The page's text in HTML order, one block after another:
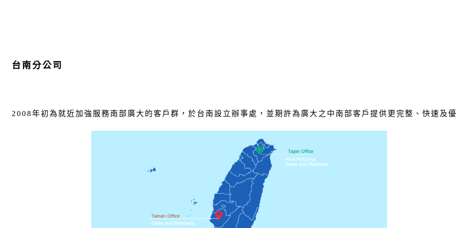
台南分公司
2008年初為就近加強服務南部廣大的客戶群，於台南設立辦事處，並期許為廣大之中南部客戶提供更完整、快速及優